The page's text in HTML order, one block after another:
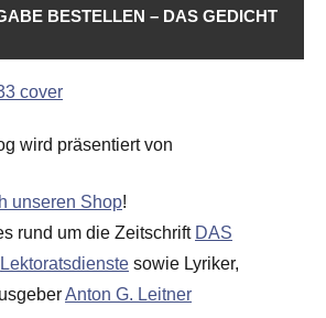
BESTELLEN – DAS GEDICHT
wird präsentiert von
unseren Shop!
rund um die Zeitschrift DAS
Lektoratsdienste sowie Lyriker,
Anton G. Leitner